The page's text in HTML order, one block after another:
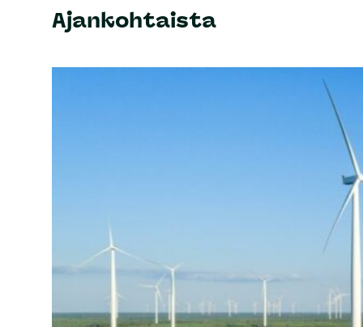
Ajankohtaista